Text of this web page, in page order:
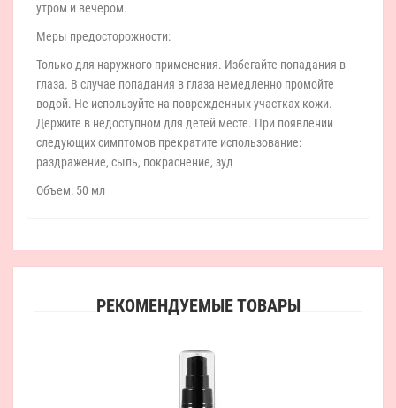
утром и вечером.
Меры предосторожности:
Только для наружного применения. Избегайте попадания в
глаза. В случае попадания в глаза немедленно промойте
водой. Не используйте на поврежденных участках кожи.
Держите в недоступном для детей месте. При появлении
следующих симптомов прекратите использование:
раздражение, сыпь, покраснение, зуд
Объем: 50 мл
РЕКОМЕНДУЕМЫЕ ТОВАРЫ